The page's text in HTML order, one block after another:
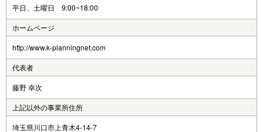
平日、土曜日 9:00~18:00
ホームページ
http://www.k-planningnet.com
代表者
藤野 幸次
上記以外の事業所住所
埼玉県川口市上青木4-14-7